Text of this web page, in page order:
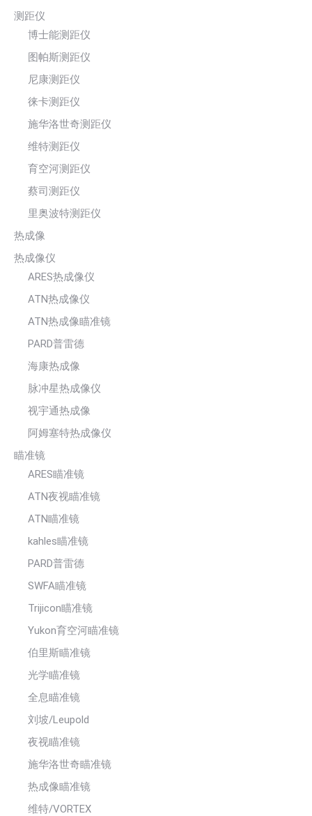
测距仪
博士能测距仪
图帕斯测距仪
尼康测距仪
徕卡测距仪
施华洛世奇测距仪
维特测距仪
育空河测距仪
蔡司测距仪
里奥波特测距仪
热成像
热成像仪
ARES热成像仪
ATN热成像仪
ATN热成像瞄准镜
PARD普雷德
海康热成像
脉冲星热成像仪
视宇通热成像
阿姆塞特热成像仪
瞄准镜
ARES瞄准镜
ATN夜视瞄准镜
ATN瞄准镜
kahles瞄准镜
PARD普雷德
SWFA瞄准镜
Trijicon瞄准镜
Yukon育空河瞄准镜
伯里斯瞄准镜
光学瞄准镜
全息瞄准镜
刘坡/Leupold
夜视瞄准镜
施华洛世奇瞄准镜
热成像瞄准镜
维特/VORTEX